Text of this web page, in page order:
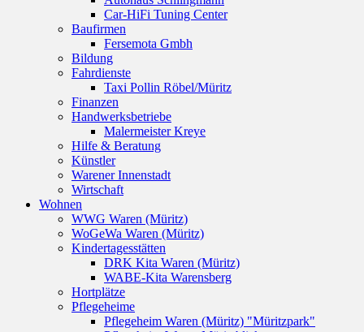
Car-HiFi Tuning Center
Baufirmen
Fersemota Gmbh
Bildung
Fahrdienste
Taxi Pollin Röbel/Müritz
Finanzen
Handwerksbetriebe
Malermeister Kreye
Hilfe & Beratung
Künstler
Warener Innenstadt
Wirtschaft
Wohnen
WWG Waren (Müritz)
WoGeWa Waren (Müritz)
Kindertagesstätten
DRK Kita Waren (Müritz)
WABE-Kita Warensberg
Hortplätze
Pflegeheime
Pflegeheim Waren (Müritz) "Müritzpark"